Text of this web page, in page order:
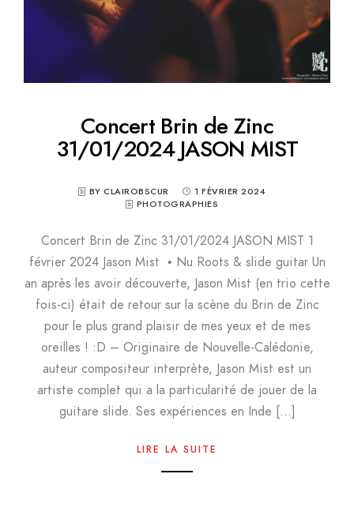
Concert Brin de Zinc
31/01/2024 JASON MIST
BY CLAIROBSCUR
1 FÉVRIER 2024
PHOTOGRAPHIES
Concert Brin de Zinc 31/01/2024 JASON MIST 1
février 2024 Jason Mist • Nu Roots & slide guitar Un
an après les avoir découverte, Jason Mist (en trio cette
fois-ci) était de retour sur la scène du Brin de Zinc
pour le plus grand plaisir de mes yeux et de mes
oreilles ! :D – Originaire de Nouvelle-Calédonie,
auteur compositeur interprète, Jason Mist est un
artiste complet qui a la particularité de jouer de la
guitare slide. Ses expériences en Inde […]
LIRE LA SUITE